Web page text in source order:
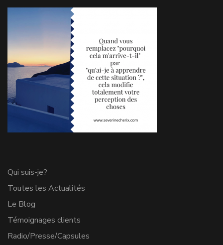
Qui suis-je?
Toutes les Actualités
Le Blog
Témoignages clients
Radio/Presse/Capsules